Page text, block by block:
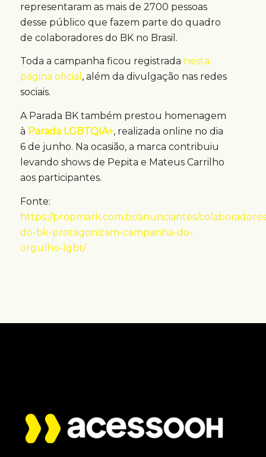
representaram as mais de 2700 pessoas
desse público que fazem parte do quadro
de colaboradores do BK no Brasil.
Toda a campanha ficou registrada nesta
página oficial , além da divulgação nas redes
sociais.
A Parada BK também prestou homenagem
à Parada LGBTQIA+, realizada online no dia
6 de junho. Na ocasião, a marca contribuiu
levando shows de Pepita e Mateus Carrilho
aos participantes.
Fonte:
https://propmark.com.br/anunciantes/
do-bk-protagonizam-campanha-do-
orgulho-lgbt/